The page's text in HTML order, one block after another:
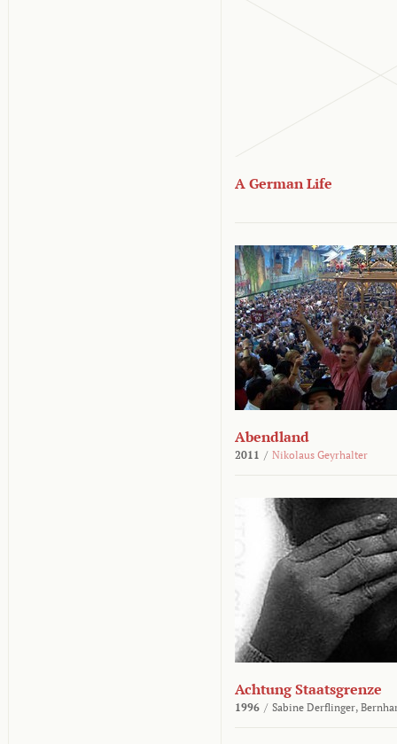
A German Life
Abendland
2011 / Nikolaus Geyrhalter
Achtung Staatsgrenze
1996 / Sabine Derflinger,